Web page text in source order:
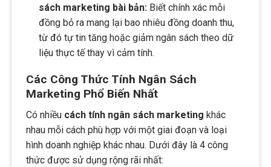
sách marketing bài bản: Biết chính xác mỗi
đồng bỏ ra mang lại bao nhiêu đồng doanh thu,
từ đó tự tin tăng hoặc giảm ngân sách theo dữ
liệu thực tế thay vì cảm tính.
Các Công Thức Tính Ngân Sách
Marketing Phổ Biến Nhất
Có nhiều cách tính ngân sách marketing khác
nhau mỗi cách phù hợp với một giai đoạn và loại
hình doanh nghiệp khác nhau. Dưới đây là 4 công
thức được sử dụng rộng rãi nhất: